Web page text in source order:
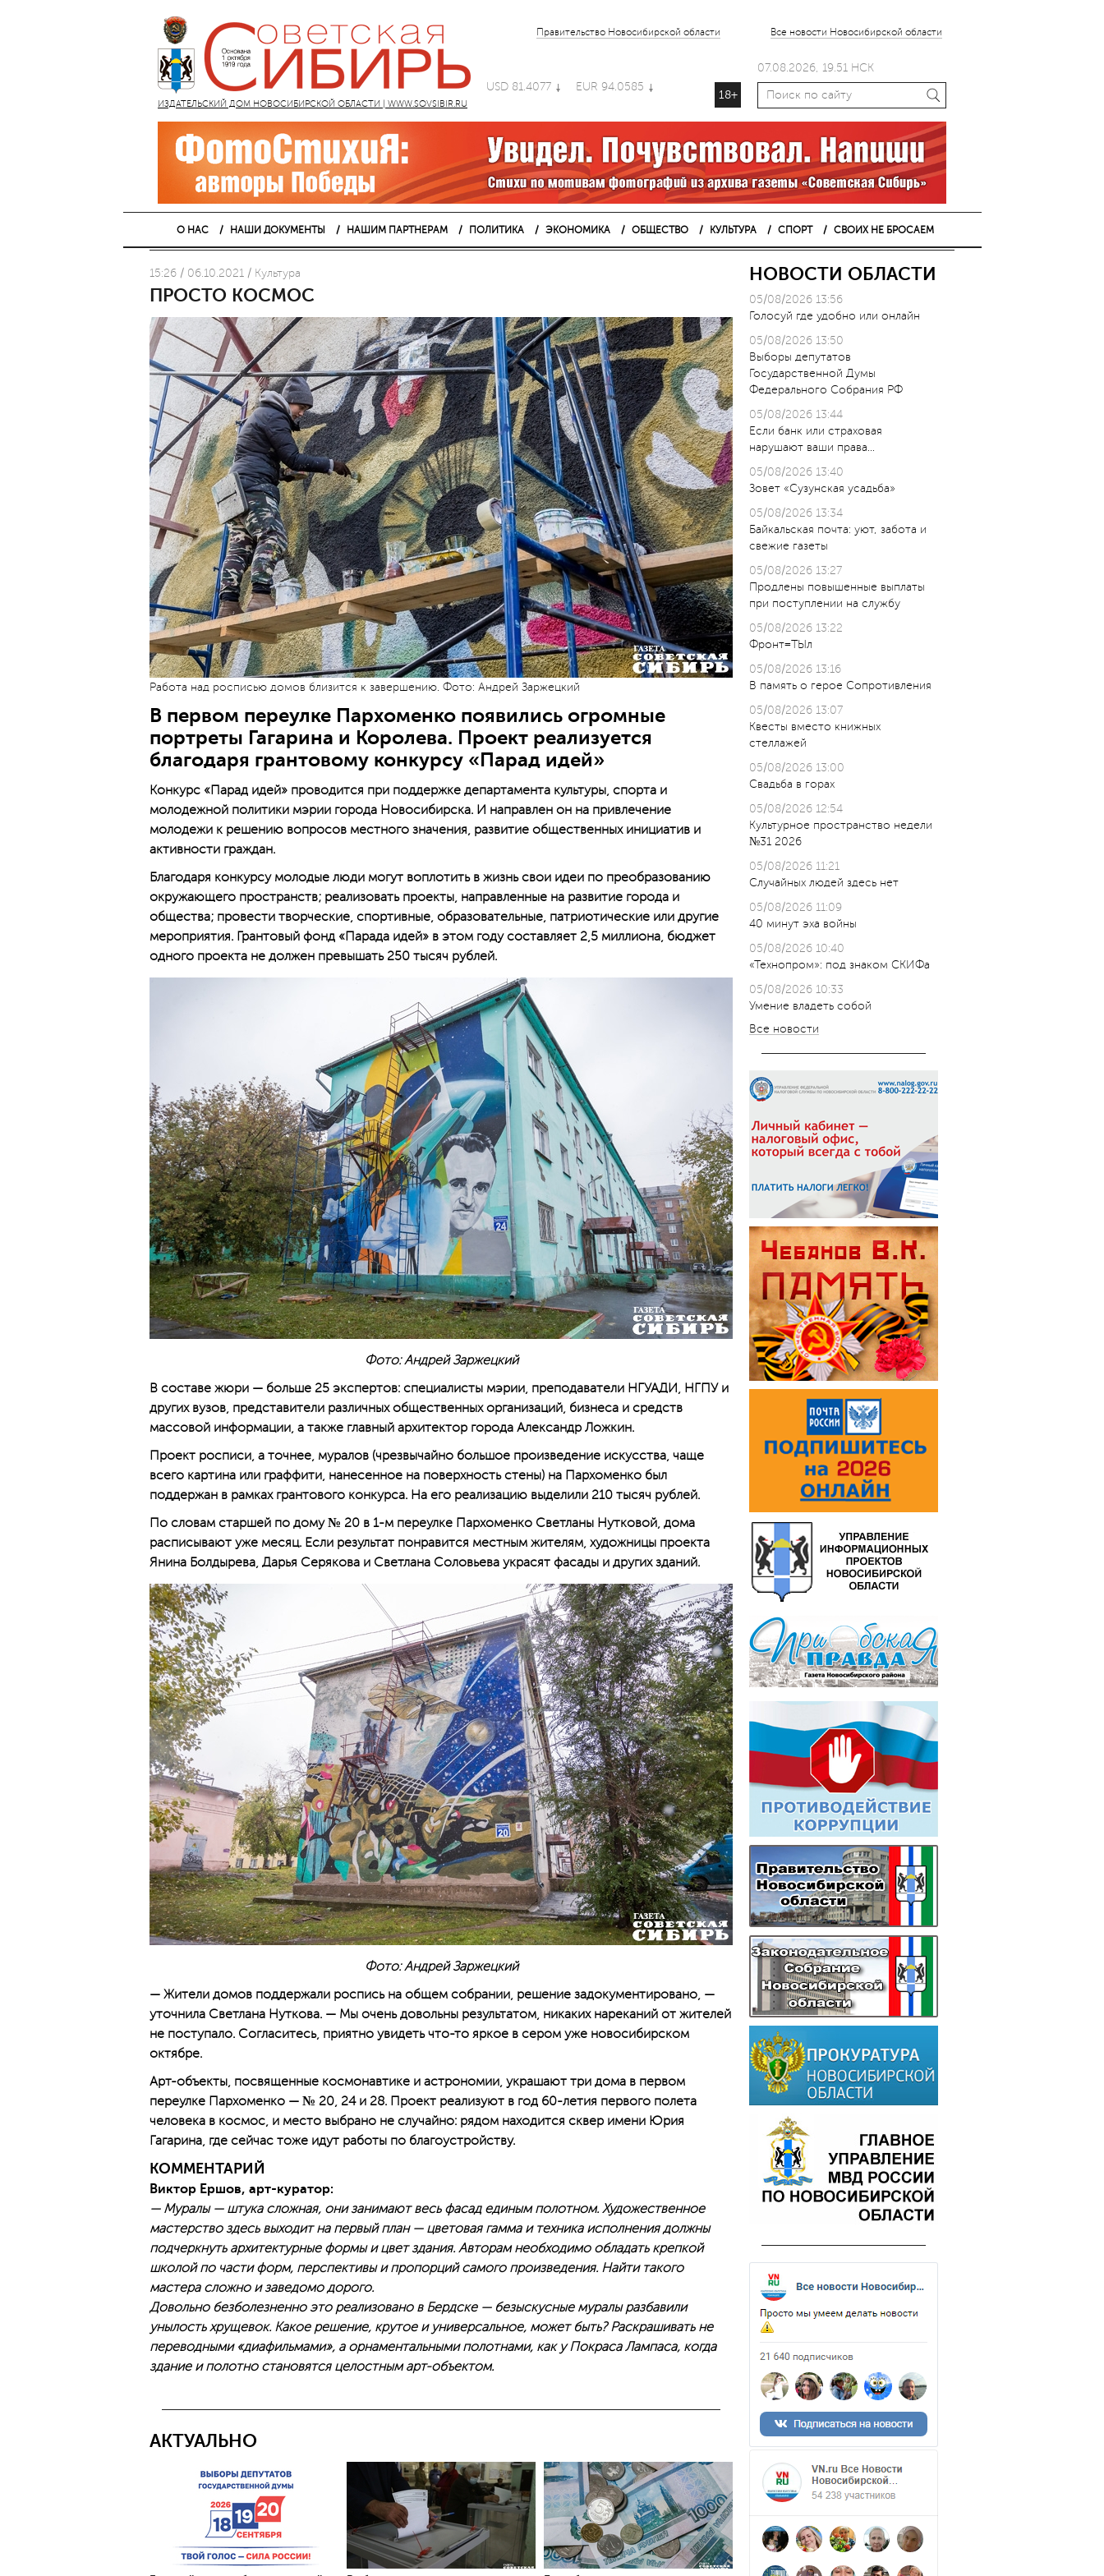
ИЗДАТЕЛЬСКИЙ ДОМ НОВОСИБИРСКОЙ ОБЛАСТИ | WWW.SOVSIBIR.RU
Правительство Новосибирской области Все новости Новосибирской области
USD 81.4077 EUR 94.0585
18+
07.08.2026, 19.51 НСК
О НАС НАШИ ДОКУМЕНТЫ НАШИМ ПАРТНЕРАМ ПОЛИТИКА ЭКОНОМИКА ОБЩЕСТВО КУЛЬТУРА СПОРТ СВОИХ НЕ БРОСАЕМ
15:26 / 06.10.2021 / Культура
ПРОСТО КОСМОС
Работа над росписью домов близится к завершению. Фото: Андрей Заржецкий
В первом переулке Пархоменко появились огромные
портреты Гагарина и Королева. Проект реализуется
благодаря грантовому конкурсу «Парад идей»
Конкурс «Парад идей» проводится при поддержке департамента культуры, спорта и
молодежной политики мэрии города Новосибирска. И направлен он на привлечение
молодежи к решению вопросов местного значения, развитие общественных инициатив и
активности граждан.
Благодаря конкурсу молодые люди могут воплотить в жизнь свои идеи по преобразованию
окружающего пространств; реализовать проекты, направленные на развитие города и
общества; провести творческие, спортивные, образовательные, патриотические или другие
мероприятия. Грантовый фонд «Парада идей» в этом году составляет 2,5 миллиона, бюджет
одного проекта не должен превышать 250 тысяч рублей.
Фото: Андрей Заржецкий
В составе жюри — больше 25 экспертов: специалисты мэрии, преподаватели НГУАДИ, НГПУ и
других вузов, представители различных общественных организаций, бизнеса и средств
массовой информации, а также главный архитектор города Александр Ложкин.
Проект росписи, а точнее, муралов (чрезвычайно большое произведение искусства, чаще
всего картина или граффити, нанесенное на поверхность стены) на Пархоменко был
поддержан в рамках грантового конкурса. На его реализацию выделили 210 тысяч рублей.
По словам старшей по дому № 20 в 1-м переулке Пархоменко Светланы Нутковой, дома
расписывают уже месяц. Если результат понравится местным жителям, художницы проекта
Янина Болдырева, Дарья Серякова и Светлана Соловьева украсят фасады и других зданий.
Фото: Андрей Заржецкий
— Жители домов поддержали роспись на общем собрании, решение задокументировано, —
уточнила Светлана Нуткова. — Мы очень довольны результатом, никаких нареканий от жителей
не поступало. Согласитесь, приятно увидеть что-то яркое в сером уже новосибирском
октябре.
Арт-объекты, посвященные космонавтике и астрономии, украшают три дома в первом
переулке Пархоменко — № 20, 24 и 28. Проект реализуют в год 60-летия первого полета
человека в космос, и место выбрано не случайно: рядом находится сквер имени Юрия
Гагарина, где сейчас тоже идут работы по благоустройству.
КОММЕНТАРИЙ
Виктор Ершов, арт-куратор:
— Муралы — штука сложная, они занимают весь фасад единым полотном. Художественное
мастерство здесь выходит на первый план — цветовая гамма и техника исполнения должны
подчеркнуть архитектурные формы и цвет здания. Авторам необходимо обладать крепкой
школой по части форм, перспективы и пропорций самого произведения. Найти такого
мастера сложно и заведомо дорого.
Довольно безболезненно это реализовано в Бердске — безыскусные муралы разбавили
унылость хрущевок. Какое решение, крутое и универсальное, может быть? Раскрашивать не
переводными «диафильмами», а орнаментальными полотнами, как у Покраса Лампаса, когда
здание и полотно становятся целостным арт-объектом.
АКТУАЛЬНО
НОВОСТИ ОБЛАСТИ
05/08/2026 13:56
Голосуй где удобно или онлайн
05/08/2026 13:50
Выборы депутатов
Государственной Думы
Федерального Собрания РФ
05/08/2026 13:44
Если банк или страховая
нарушают ваши права…
05/08/2026 13:40
Зовет «Сузунская усадьба»
05/08/2026 13:34
Байкальская почта: уют, забота и
свежие газеты
05/08/2026 13:27
Продлены повышенные выплаты
при поступлении на службу
05/08/2026 13:22
Фронт=ТЫл
05/08/2026 13:16
В память о герое Сопротивления
05/08/2026 13:07
Квесты вместо книжных
стеллажей
05/08/2026 13:00
Свадьба в горах
05/08/2026 12:54
Культурное пространство недели
№31 2026
05/08/2026 11:21
Случайных людей здесь нет
05/08/2026 11:09
40 минут эха войны
05/08/2026 10:40
«Технопром»: под знаком СКИФа
05/08/2026 10:33
Умение владеть собой
Все новости